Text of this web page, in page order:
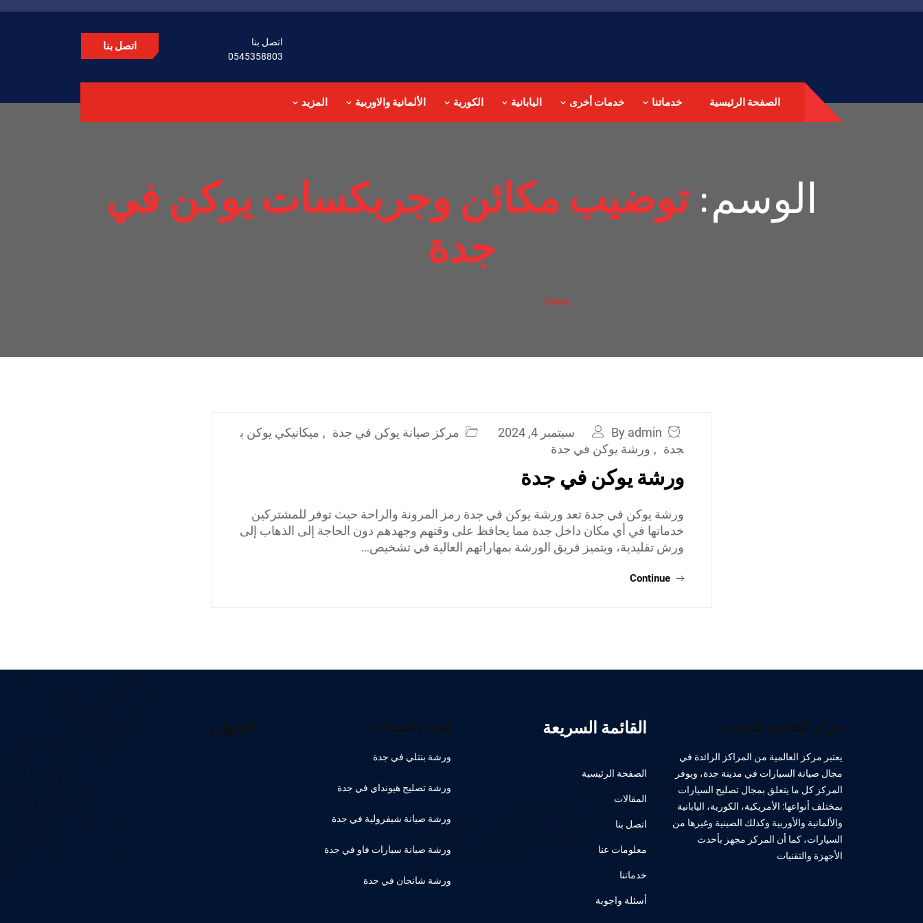
اتصل بنا
0545358803
اتصل بنا
الصفحة الرئيسية خدماتنا خدمات أخرى اليابانية الكورية الألمانية والاوربية المزيد
الوسم:توضيب مكائن وجربكسات يوكن في
جدة
Home
By admin سبتمبر 4, 2024 مركز صيانة يوكن في جدة , ميكانيكي يوكن ب
جدة , ورشة يوكن في جدة
ورشة يوكن في جدة
ورشة يوكن في جدة تعد ورشة يوكن في جدة رمز المرونة والراحة حيث توفر للمشتركين
خدماتها في أي مكان داخل جدة مما يحافظ على وقتهم وجهدهم دون الحاجة إلى الذهاب إلى
ورش تقليدية، ويتميز فريق الورشة بمهاراتهم العالية في تشخيص…
Continue
مركز العالمية الحديث
يعتبر مركز العالمية من المراكز الرائدة في
مجال صيانة السيارات في مدينة جدة، ويوفر
المركز كل ما يتعلق بمجال تصليح السيارات
بمختلف أنواعها: الأمريكية، الكورية، اليابانية
والألمانية والأوربية وكذلك الصينية وغيرها من
السيارات، كما أن المركز مجهز بأحدث
الأجهزة والتقنيات
القائمة السريعة
الصفحة الرئيسية
المقالات
اتصل بنا
معلومات عنا
خدماتنا
أسئلة واجوبة
أحدث المقالات
ورشة بنتلي في جدة
ورشة تصليح هيونداي في جدة
ورشة صيانة شيفرولية في جدة
ورشة صيانة سيارات فاو في جدة
ورشة شانجان في جدة
العنوان